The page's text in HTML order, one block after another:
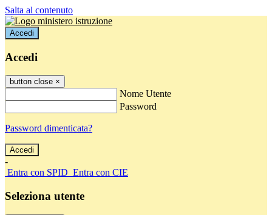
Salta al contenuto
Accedi
Accedi
button close ×
Nome Utente
Password
Password dimenticata?
-
Entra con SPID Entra con CIE
Seleziona utente